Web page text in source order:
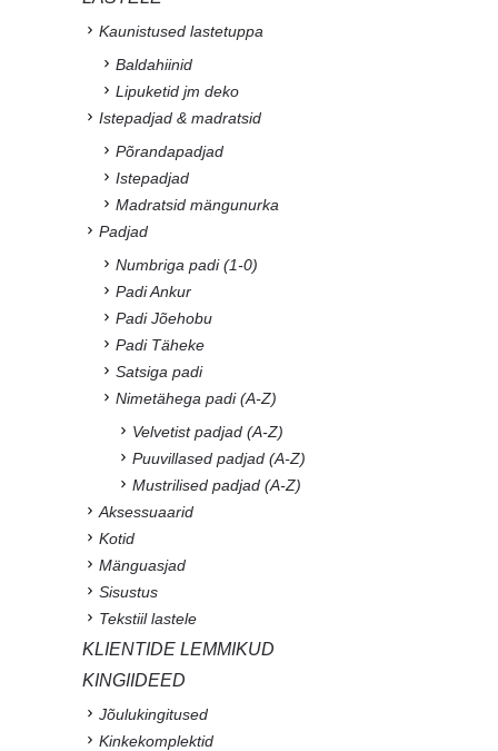
Kaunistused lastetuppa
Baldahiinid
Lipuketid jm deko
Istepadjad & madratsid
Põrandapadjad
Istepadjad
Madratsid mängunurka
Padjad
Numbriga padi (1-0)
Padi Ankur
Padi Jõehobu
Padi Täheke
Satsiga padi
Nimetähega padi (A-Z)
Velvetist padjad (A-Z)
Puuvillased padjad (A-Z)
Mustrilised padjad (A-Z)
Aksessuaarid
Kotid
Mänguasjad
Sisustus
Tekstiil lastele
KLIENTIDE LEMMIKUD
KINGIIDEED
Jõulukingitused
Kinkekomplektid